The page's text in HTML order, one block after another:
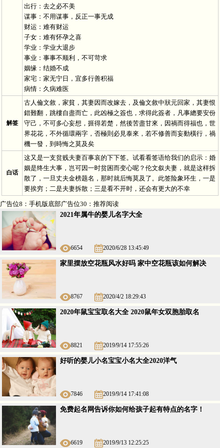
出行：去之必不美
谋事：不用谋事，反正一事无成
财运：难有财运
子女：难有怀孕之喜
学业：学业大退步
事业：事事不顺利，不可苛求
姻缘：结婚不成
家宅：家无宁日，宜多行善积福
病情：久病难医
解签
古人倫文敘，家貧，其妻因而改嫁去，及倫文敘中狀元回家，其妻恨
錯難翻，跳樓自盡而亡，此凶極之簽也，求得此簽者，凡事總要安份
守己，不可多心妄想，捱得若楚，然後苦盡甘來，因禍而得福也，世
界花花，不外循環兩字，否極則必見泰來，若不修善而妄動橫行，禍
機一發，到時悔之莫及矣
白话
这又是一支贫贱夫妻百事哀的下下签。试看看签语给我们的启示：婚
姻是终生大事，岂可因一时贫困而变心呢？伦文叙夫妻，就是这样拆
散了，一旦丈夫金榜题名，那时就后悔莫及了。此签险象环生，一是
要挨穷；二是夫妻拆散；三是看不开时，还会有更大的不幸
广告位8：手机版底部广告位30：推荐阅读
2021年属牛的婴儿名字大全
6654 2020/6/28 13:45:49
家里摆放空花瓶风水好吗 家中空花瓶该如何解决
8767 2020/4/2 18:29:43
2020年鼠宝宝取名大全 2020鼠年女双胞胎取名
8821 2019/9/14 17:55:26
好听的婴儿小名宝宝小名大全2020洋气
7846 2019/9/14 17:41:08
免费起名网告诉你如何给孩子起有特点的名字！
6619 2019/9/13 12:25:25